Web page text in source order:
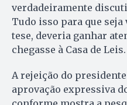
verdadeiramente
Tudo isso para que
tese, deveria ganhar
chegasse à Casa de Leis.
A rejeição do
aprovação expressiva